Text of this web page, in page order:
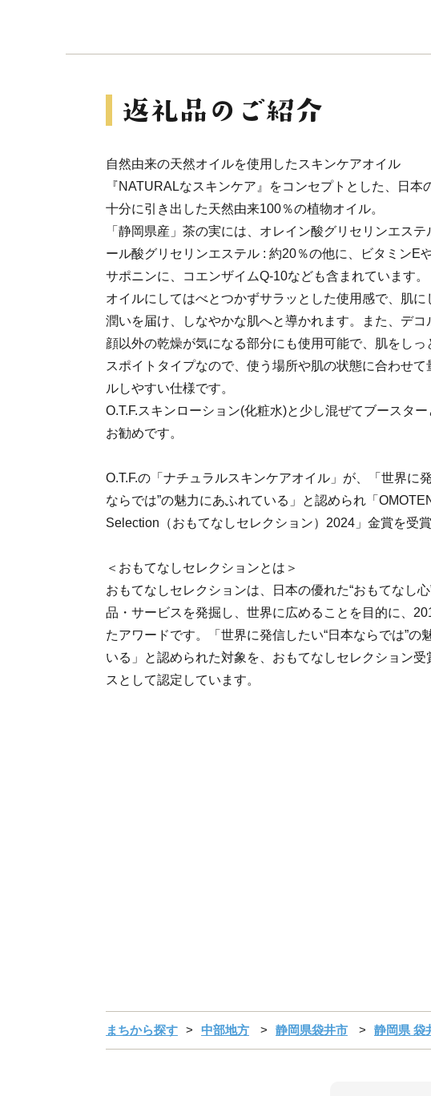
自然由来の天然オイルを使用したスキンケアオイル
『NATURALなスキンケア』をコンセプトとした、日本
十分に引き出した天然由来100％の植物オイル。
「静岡県産」茶の実には、オレイン酸グリセリンエステ
ール酸グリセリンエステル : 約20％の他に、ビタミンE
サポニンに、コエンザイムQ-10なども含まれています。
オイルにしてはべとつかずサラッとした使用感で、肌に
潤いを届け、しなやかな肌へと導かれます。また、デコ
顔以外の乾燥が気になる部分にも使用可能で、肌をしっ
スポイトタイプなので、使う場所や肌の状態に合わせて
ルしやすい仕様です。
O.T.F.スキンローション(化粧水)と少し混ぜてブースタ
お勧めです。
O.T.F.の「ナチュラルスキンケアオイル」が、「世界に
ならでは”の魅力にあふれている」と認められ「
Selection（おもてなしセレクション）2024」金賞を受賞
＜おもてなしセレクションとは＞
おもてなしセレクションは、日本の優れた“おもてなし
品・サービスを発掘し、世界に広めることを目的に、
たアワードです。「世界に発信したい“日本ならでは”の
いる」と認められた対象を、おもてなしセレクション受
スとして認定しています。
まちから探す 中部地方 静岡県袋井市 静岡県 袋